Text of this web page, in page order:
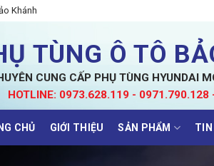
Khánh
TÙNG Ô TÔ
CUNG CẤP PHỤ TÙNG HYUNDAI
HOTLINE: 0973.628.119 -
CHỦ GIỚI THIỆU SẢN PHẨM